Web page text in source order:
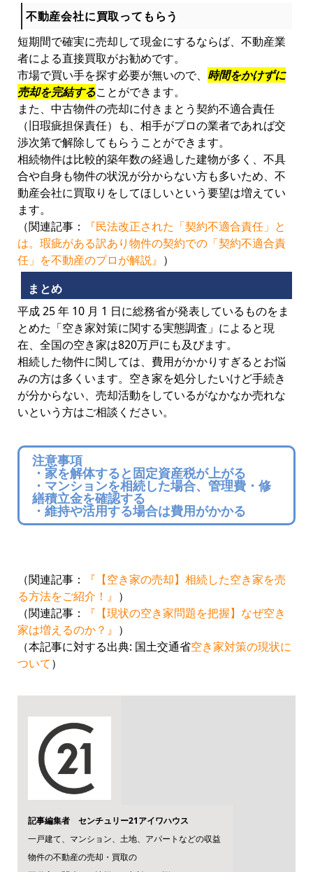
不動産会社に買取ってもらう
短期間で確実に売却して現金にするならば、不動産業
者による直接買取がお勧めです。
市場で買い手を探す必要が無いので、 時間をかけずに
売却を完結することができます。
また、中古物件の売却に付きまとう契約不適合責任
（旧瑕疵担保責任）も、相手がプロの業者であれば交
渉次第で解除してもらうことができます。
相続物件は比較的築年数の経過した建物が多く、不具
合や自身も物件の状況が分からない方も多いため、不
動産会社に買取りをしてほしいという要望は増えてい
ます。
（関連記事：
『民法改正された「契約不適合責任」と
は。瑕疵がある訳あり物件の契約での「契約不適合責
任」を不動産のプロが解説』 ）
まとめ
平成 25 年 10 月 1 日に総務省が発表しているものをま
とめた「空き家対策に関する実態調査」によると現
在、全国の空き家は820万戸にも及びます。
相続した物件に関しては、費用がかかりすぎるとお悩
みの方は多くいます。空き家を処分したいけど手続き
が分からない、売却活動をしているがなかなか売れな
いという方はご相談ください。
注意事項
・家を解体すると固定資産税が上がる
・マンションを相続した場合、管理費・修
繕積立金を確認する
・維持や活用する場合は費用がかかる
（関連記事：
『【空き家の売却】相続した空き家を売
る方法をご紹介！』 ）
（関連記事：
『【現状の空き家問題を把握】なぜ空き
家は増えるのか？』 ）
（本記事に対する出典: 国土交通省空き家対策の現状に
ついて）
記事編集者 センチュリー21アイワハウス
一戸建て、マンション、土地、アパートなどの収益
物件の不動産の売却・買取の